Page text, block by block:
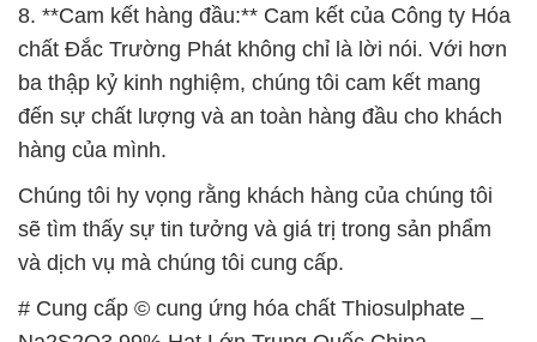
Chúng tôi hy vọng rằng khách hàng của chúng tôi
sẽ tìm thấy sự tin tưởng và giá trị trong sản phẩm
và dịch vụ mà chúng tôi cung cấp.
# Cung cấp © cung ứng hóa chất Thiosulphate _
Na2S2O3 99% Hạt Lớn Trung Quốc China
# Cung cấp Ω cung ứng hóa chất Thiosulphate _
Na2S2O3 99% Hạt Lớn Trung Quốc China
# Cty cung cấp > bán hóa chất Thiosulphate _
Na2S2O3 99% Hạt Lớn Trung Quốc China